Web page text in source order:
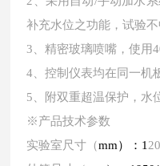
补充水位之功能，试验不
3、精密玻璃喷嘴，使
4、控制仪表均在同一
5、附双重超温保护，水
※产品技术参数
实验室尺寸（mm）： 1